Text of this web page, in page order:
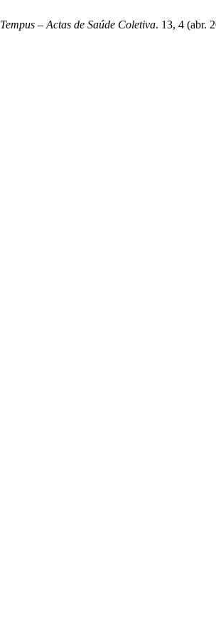
Tempus – Actas de Saúde Coletiva. 13, 4 (abr.